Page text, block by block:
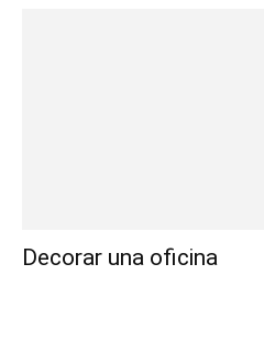
Decorar una oficina